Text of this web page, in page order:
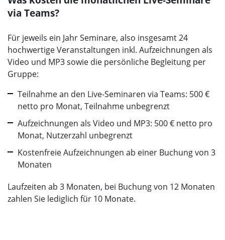
via Teams?
Für jeweils ein Jahr Seminare, also insgesamt 24
hochwertige Veranstaltungen inkl. Aufzeichnungen als
Video und MP3 sowie die persönliche Begleitung per
Gruppe:
Teilnahme an den Live-Seminaren via Teams: 500 €
netto pro Monat, Teilnahme unbegrenzt
Aufzeichnungen als Video und MP3: 500 € netto pro
Monat, Nutzerzahl unbegrenzt
Kostenfreie Aufzeichnungen ab einer Buchung von 3
Monaten
Laufzeiten ab 3 Monaten, bei Buchung von 12 Monaten
zahlen Sie lediglich für 10 Monate.